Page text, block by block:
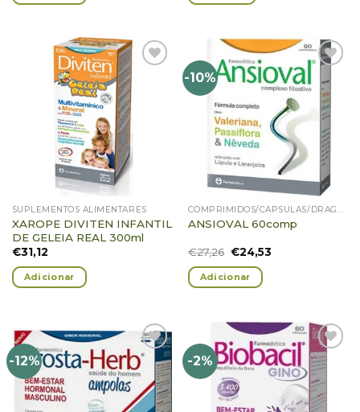
Adicionar
Favoritos
SUPLEMENTOS ALIMENTARES
XAROPE DIVITEN INFANTIL
DE GELEIA REAL 300ml
€31,12
Adicionar
-10%
Adicionar
Favoritos
COMPRIMIDOS/CÁPSULAS/DRAGEIAS/PASTILHAS/GOMAS
ANSIOVAL 60comp
€27,26 €24,53
Adicionar
-12%
Adicionar
Favoritos
-2%
Adicionar
Favoritos